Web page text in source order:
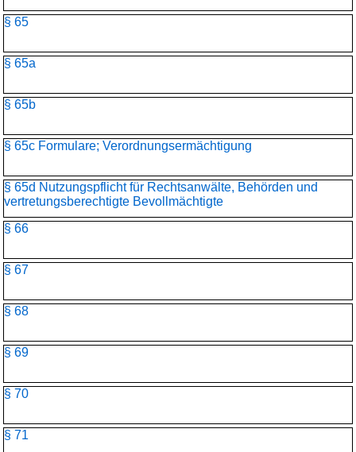
§ 65
§ 65a
§ 65b
§ 65c Formulare; Verordnungsermächtigung
§ 65d Nutzungspflicht für Rechtsanwälte, Behörden und
vertretungsberechtigte Bevollmächtigte
§ 66
§ 67
§ 68
§ 69
§ 70
§ 71